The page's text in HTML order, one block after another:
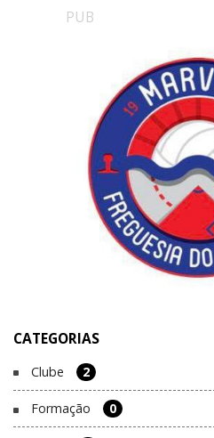
PUB
CATEGORIAS
Clube 2
Formação 0